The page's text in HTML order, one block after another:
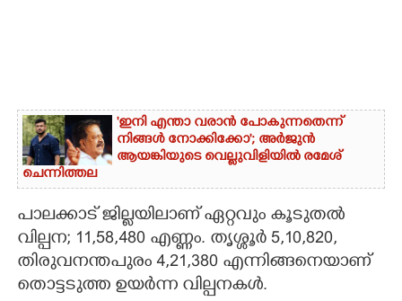
'ഇനി എന്താ വരാൻ പോകുന്നതെന്ന്
നിങ്ങൾ നോക്കിക്കോ'; അർജുൻ
ആയങ്കിയുടെ വെല്ലുവിളിയിൽ രമേശ്
ചെന്നിത്തല
പാലക്കാട് ജില്ലയിലാണ് ഏറ്റവും കൂടുതൽ
വില്പന; 11,58,480 എണ്ണം. തൃശ്ശൂർ 5,10,820,
തിരുവനന്തപുരം 4,21,380 എന്നിങ്ങനെയാണ്
തൊട്ടടുത്ത ഉയർന്ന വില്പനകൾ.